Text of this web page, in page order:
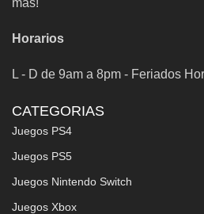
Horarios
L - D de 9am a 8pm - Feriados
CATEGORIAS
Juegos PS4
Juegos PS5
Juegos Nintendo Switch
Juegos Xbox